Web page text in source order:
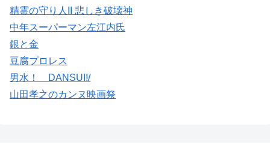
精霊の守り人II 悲しき破壊神
中年スーパーマン左江内氏
銀と金
豆腐プロレス
男水！ DANSUI!/
山田孝之のカンヌ映画祭